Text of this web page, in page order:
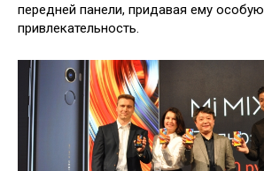
передней панели, придавая ему особую
привлекательность.